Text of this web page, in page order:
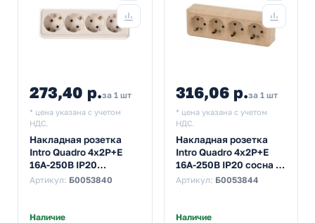
273,40 р.за 1 шт
* цена указана с учетом
НДС.
Накладная розетка
Intro Quadro 4х2P+E
16А-250В IP20
слоновая кость 2-208-
Артикул: Б0053840
Наличие
316,06 р.за 1 шт
* цена указана с учетом
НДС.
Накладная розетка
Intro Quadro 4х2P+E
16А-250В IP20 сосна 2-
208-11
Артикул: Б0053844
Наличие